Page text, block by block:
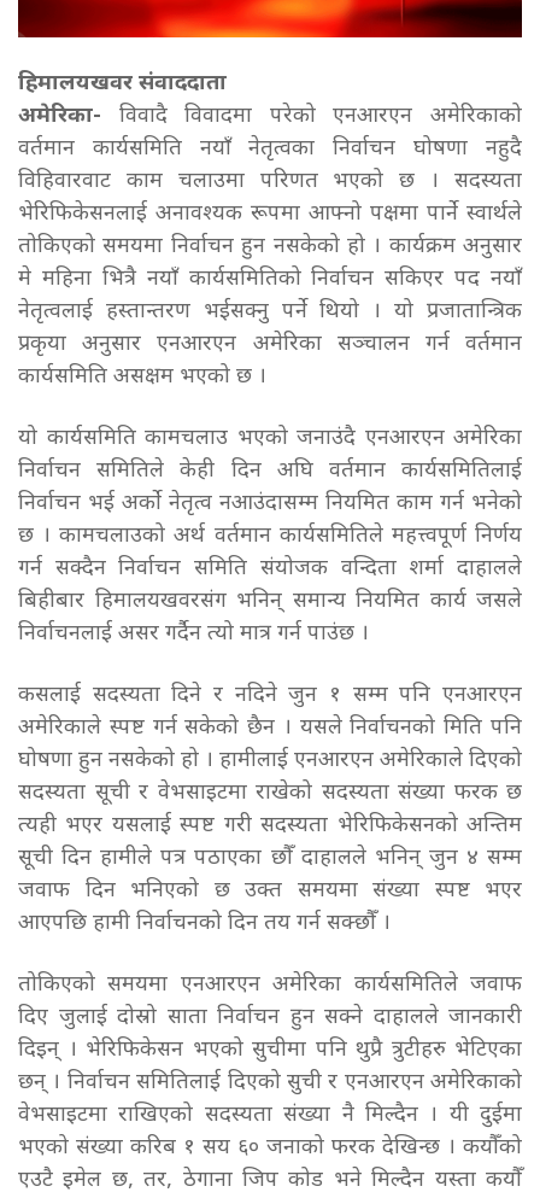
हिमालयखवर संवाददाता
अमेरिका- विवादै विवादमा परेको एनआरएन अमेरिकाको
वर्तमान कार्यसमिति नयाँ नेतृत्वका निर्वाचन घोषणा नहुदै
विहिवारवाट काम चलाउमा परिणत भएको छ । सदस्यता
भेरिफिकेसनलाई अनावश्यक रूपमा आफ्नो पक्षमा पार्ने स्वार्थले
तोकिएको समयमा निर्वाचन हुन नसकेको हो । कार्यक्रम अनुसार
मे महिना भित्रै नयाँ कार्यसमितिको निर्वाचन सकिएर पद नयाँ
नेतृत्वलाई हस्तान्तरण भईसक्नु पर्ने थियो । यो प्रजातान्त्रिक
प्रकृया अनुसार एनआरएन अमेरिका सञ्चालन गर्न वर्तमान
कार्यसमिति असक्षम भएको छ ।
यो कार्यसमिति कामचलाउ भएको जनाउंदै एनआरएन अमेरिका
निर्वाचन समितिले केही दिन अघि वर्तमान कार्यसमितिलाई
निर्वाचन भई अर्को नेतृत्व नआउंदासम्म नियमित काम गर्न भनेको
छ । कामचलाउको अर्थ वर्तमान कार्यसमितिले महत्त्वपूर्ण निर्णय
गर्न सक्दैन निर्वाचन समिति संयोजक वन्दिता शर्मा दाहालले
बिहीबार हिमालयखवरसंग भनिन् समान्य नियमित कार्य जसले
निर्वाचनलाई असर गर्दैन त्यो मात्र गर्न पाउंछ ।
कसलाई सदस्यता दिने र नदिने जुन १ सम्म पनि एनआरएन
अमेरिकाले स्पष्ट गर्न सकेको छैन । यसले निर्वाचनको मिति पनि
घोषणा हुन नसकेको हो । हामीलाई एनआरएन अमेरिकाले दिएको
सदस्यता सूची र वेभसाइटमा राखेको सदस्यता संख्या फरक छ
त्यही भएर यसलाई स्पष्ट गरी सदस्यता भेरिफिकेसनको अन्तिम
सूची दिन हामीले पत्र पठाएका छौँ दाहालले भनिन् जुन ४ सम्म
जवाफ दिन भनिएको छ उक्त समयमा संख्या स्पष्ट भएर
आएपछि हामी निर्वाचनको दिन तय गर्न सक्छौँ ।
तोकिएको समयमा एनआरएन अमेरिका कार्यसमितिले जवाफ
दिए जुलाई दोस्रो साता निर्वाचन हुन सक्ने दाहालले जानकारी
दिइन् । भेरिफिकेसन भएको सुचीमा पनि थुप्रै त्रुटीहरु भेटिएका
छन् । निर्वाचन समितिलाई दिएको सुची र एनआरएन अमेरिकाको
वेभसाइटमा राखिएको सदस्यता संख्या नै मिल्दैन । यी दुईमा
भएको संख्या करिब १ सय ६० जनाको फरक देखिन्छ । कयौँको
एउटै इमेल छ, तर, ठेगाना जिप कोड भने मिल्दैन यस्ता कयौँ